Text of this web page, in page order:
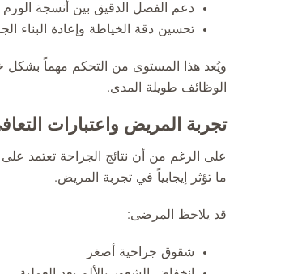
دعم الفصل الدقيق بين أنسجة الورم
تحسين دقة الخياطة وإعادة البناء
ويُعد هذا المستوى من التحكم مهماً
الوظائف طويلة المدى.
تجربة المريض واعتبارات
على الرغم من أن نتائج الجراحة تعتمد على
ما تؤثر إيجابياً في تجربة المريض.
قد يلاحظ المرضى:
شقوق جراحية أصغر